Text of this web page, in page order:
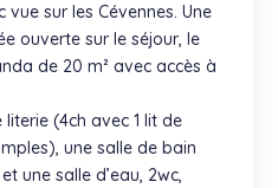
sur les Cévennes. Une
ouverte sur le séjour, le
de 20 m² avec accès à
(4ch avec 1 lit de
une salle de bain
une salle d’eau, 2wc,